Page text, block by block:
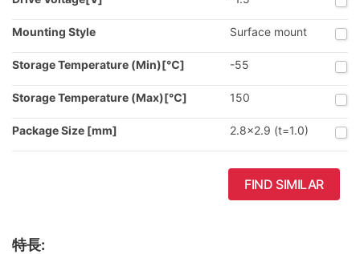
Mounting Style Surface mount
Storage Temperature (Min)[℃] -55
Storage Temperature (Max)[℃] 150
Package Size [mm] 2.8x2.9 (t=1.0)
FIND SIMILAR
特長: